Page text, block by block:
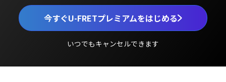
今すぐU-FRETプレミアムをはじめる
いつでもキャンセルできます